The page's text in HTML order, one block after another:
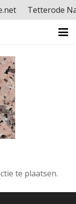
Tetterode
te plaatsen.